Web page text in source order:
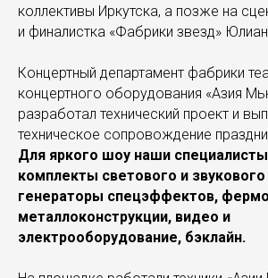
коллективы Иркутска, а позже на
и финалистка «Фабрики звезд»
Концертный департамент фабрики
концертного оборудования «Азия
разработал технический проект и
техническое сопровождение
Для яркого шоу наши
комплекты светового и
генераторы спецэффектов,
металлоконструкции, видео и
электрооборудование, бэклайн.